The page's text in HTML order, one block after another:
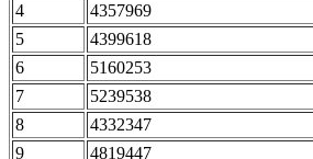
4 4357969
5 4399618
6 5160253
7 5239538
8 4332347
9 4819447